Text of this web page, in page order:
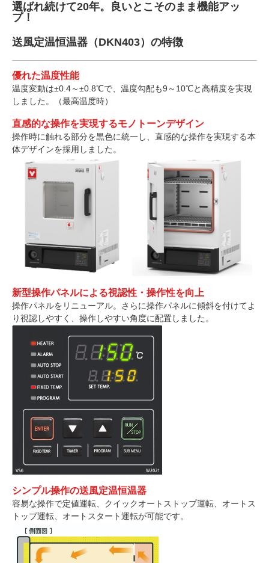
選ばれ続けて20年。良いとこそのまま機能アッ
プ！
送風定温恒温器（DKN403）の特徴
優れた温度性能
温度変動は±0.4～±0.8℃で、温度勾配も9～10℃と高精度を実現
しました。（最高温度時）
直感的な操作を実現するモノトーンデザイン
操作時に触れる部分を黒色に統一し、直感的な操作を実現する本
体デザインを採用しました。
新型操作パネルによる視認性・操作性を向上
操作パネルをリニューアル。さらに操作パネルに傾斜を付けてよ
り視認しやすく、操作しやすい角度に配置しました。
シンプル操作の送風定温恒温器
容易な操作で定値運転、クイックオートストップ運転、オートス
トップ運転、オートスタート運転が可能です。